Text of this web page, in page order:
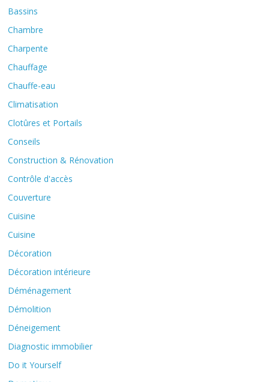
Bassins
Chambre
Charpente
Chauffage
Chauffe-eau
Climatisation
Clotûres et Portails
Conseils
Construction & Rénovation
Contrôle d'accès
Couverture
Cuisine
Cuisine
Décoration
Décoration intérieure
Déménagement
Démolition
Déneigement
Diagnostic immobilier
Do it Yourself